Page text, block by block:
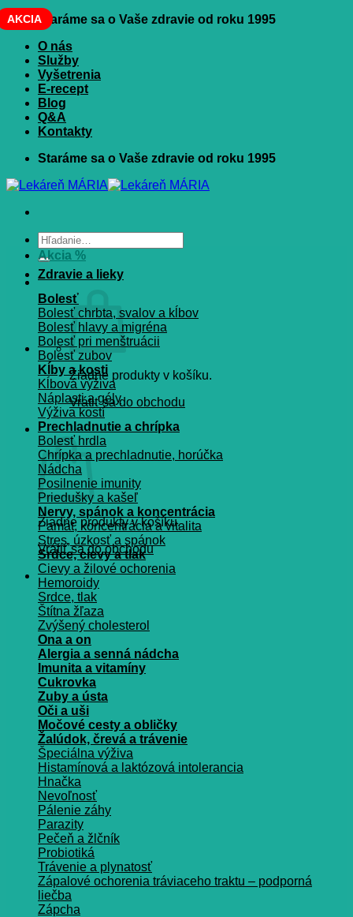
Skip
to
content
Staráme sa o Vaše zdravie od roku 1995
O nás
Služby
Vyšetrenia
E-recept
Blog
Q&A
Kontakty
Staráme sa o Vaše zdravie od roku 1995
Hľadať:
Žiadne produkty v košíku.
Vrátiť sa do obchodu
Košík
Žiadne produkty v košíku.
Vrátiť sa do obchodu
Akcia %
Zdravie a lieky
Bolesť
Bolesť chrbta, svalov a kĺbov
Bolesť hlavy a migréna
Bolesť pri menštruácii
Bolesť zubov
Kĺby a kosti
Kĺbová výživa
Náplasti a gély
Výživa kostí
Prechladnutie a chrípka
Bolesť hrdla
Chrípka a prechladnutie, horúčka
Nádcha
Posilnenie imunity
Priedušky a kašeľ
Nervy, spánok a koncentrácia
Pamät, koncentrácia a vitalita
Stres, úzkosť a spánok
Srdce, cievy a tlak
Cievy a žilové ochorenia
Hemoroidy
Srdce, tlak
Štítna žľaza
Zvýšený cholesterol
Ona a on
Alergia a senná nádcha
Imunita a vitamíny
Cukrovka
Zuby a ústa
Oči a uši
Močové cesty a obličky
Žalúdok, črevá a trávenie
Špeciálna výživa
Histamínová a laktózová intolerancia
Hnačka
Nevoľnosť
Pálenie záhy
Parazity
Pečeň a žlčník
Probiotiká
Trávenie a plynatosť
Zápalové ochorenia tráviaceho traktu – podporná
liečba
Zápcha
AKCIA